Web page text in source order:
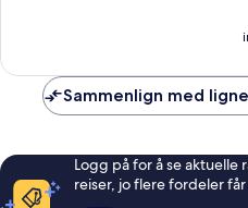
Sammenlign med
Logg på for å se
reiser, jo flere fordeler